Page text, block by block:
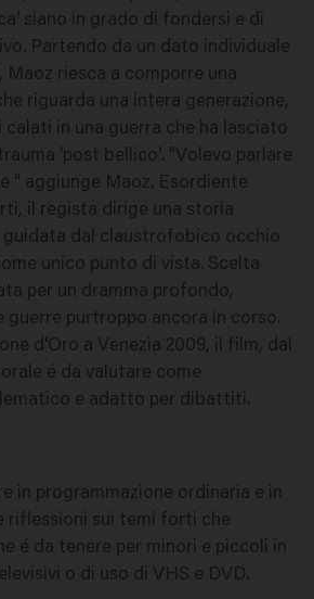
siano in grado di fondersi e di
Partendo da un dato individuale
riesca a comporre una
riguarda una intera generazione,
calati in una guerra che ha lasciato
'post bellico'. "Volevo parlare
" aggiunge Maoz. Esordiente
il regista dirige una storia
guidata dal claustrofobico occhio
unico punto di vista. Scelta
per un dramma profondo,
purtroppo ancora in corso.
d'Oro a Venezia 2009, il film, dal
é da valutare come
e adatto per dibattiti.
in programmazione ordinaria e in
riflessioni sui temi forti che
é da tenere per minori e piccoli in
o di uso di VHS e DVD.